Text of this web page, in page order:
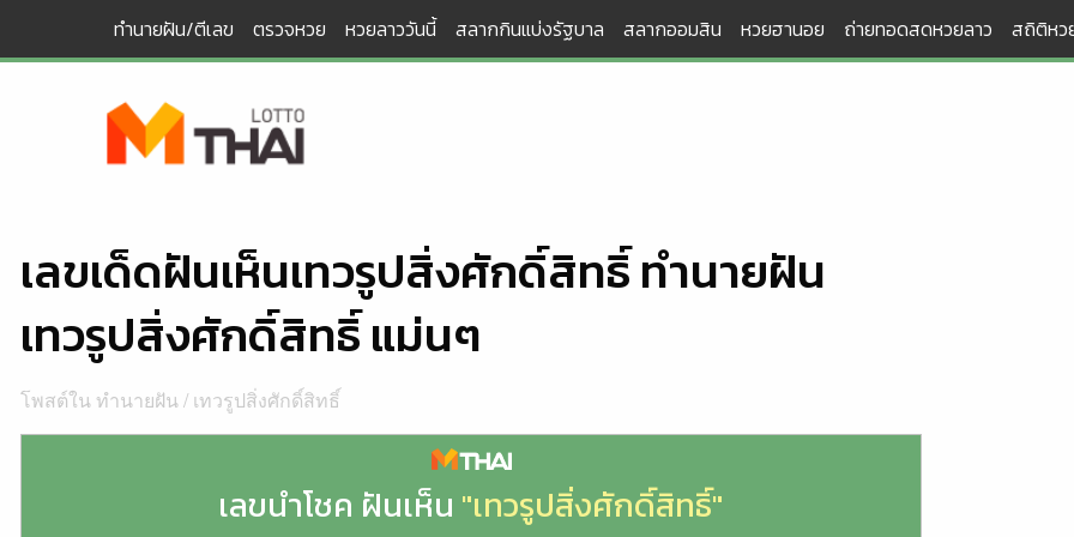
content
ทำนายฝัน/ตีเลข ตรวจหวย หวยลาววันนี้ สลากกินแบ่งรัฐบาล สลากออมสิน หวยฮานอย ถ่ายทอดสดหวยลาว สถิติหว
เลขเด็ดฝันเห็นเทวรูปสิ่งศักดิ์สิทธิ์ ทำนายฝัน
เทวรูปสิ่งศักดิ์สิทธิ์ แม่นๆ
โพสต์ใน ทำนายฝัน/ เทวรูปสิ่งศักดิ์สิทธิ์
เลขนำโชค ฝันเห็น "เทวรูปสิ่งศักดิ์สิทธิ์"